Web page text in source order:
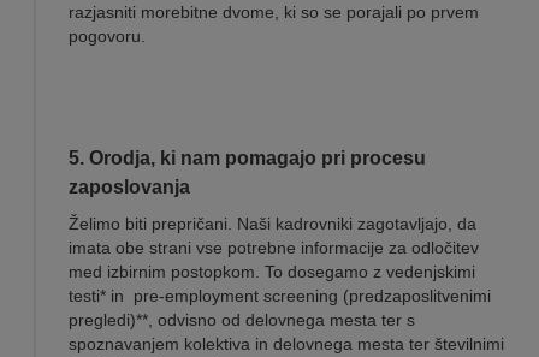
razjasniti morebitne dvome, ki so se porajali po prvem
pogovoru.
5. Orodja, ki nam pomagajo pri procesu
zaposlovanja
Želimo biti prepričani. Naši kadrovniki zagotavljajo, da
imata obe strani vse potrebne informacije za odločitev
med izbirnim postopkom. To dosegamo z vedenjskimi
testi* in pre-employment screening (predzaposlitvenimi
pregledi)**, odvisno od delovnega mesta ter s
spoznavanjem kolektiva in delovnega mesta ter številnimi